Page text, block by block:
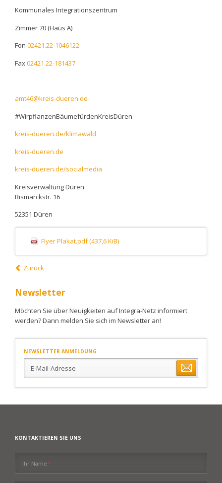
Kommunales Integrationszentrum
Zimmer 70 (Haus A)
Fon 02421.22-1046122
Fax02421.22-181437
amt46@kreis-dueren.de
#WirpflanzenBäumefürdenKreisDüren
kreis-dueren.de/klimawald
kreis-dueren.de
kreis-dueren.de/socialmedia
Kreisverwaltung Düren
Bismarckstr. 16
52351 Düren
Flyer Plakat.pdf(437,6 KiB)
Zurück
Newsletter
Möchten Sie über Neuigkeiten auf Integra-Netz informiert
werden? Dann melden Sie sich im Newsletter an!
NEWSLETTER ANMELDUNG
Mail-
KONTAKTIEREN SIE UNS
Pflichtfeld
Ihr Name*